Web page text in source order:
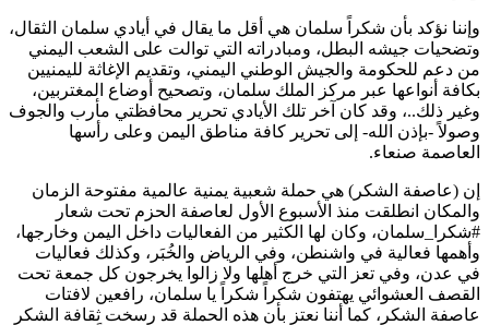
وإننا نؤكد بأن شكراً سلمان هي أقل ما يقال في أيادي سلمان الثقال،
وتضحيات جيشه البطل، ومبادراته التي توالت على الشعب اليمني
من دعم للحكومة والجيش الوطني اليمني، وتقديم الإغاثة لليمنيين
بكافة أنواعها عبر مركز الملك سلمان، وتصحيح أوضاع المغتربين،
وغير ذلك..، وقد كان آخر تلك الأيادي تحرير محافظتي مأرب والجوف
وصولاً -بإذن الله- إلى تحرير كافة مناطق اليمن وعلى رأسها
العاصمة صنعاء.
إن (عاصفة الشكر) هي حملة شعبية يمنية عالمية مفتوحة الزمان
والمكان انطلقت منذ الأسبوع الأول لعاصفة الحزم تحت شعار
#شكرا_سلمان، وكان لها الكثير من الفعاليات داخل اليمن وخارجها،
وأهمها فعالية في واشنطن، وفي الرياض والخُبَر، وكذلك فعاليات
في عدن، وفي تعز التي خرج أهلها ولا زالوا يخرجون كل جمعة تحت
القصف العشوائي يهتفون شكراً شكراً يا سلمان، رافعين لافتات
عاصفة الشكر، كما أننا نعتز بأن هذه الحملة قد رسخت ثقافة الشكر